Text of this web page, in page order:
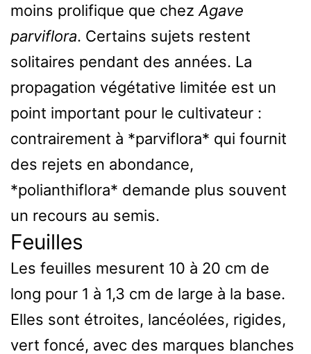
moins prolifique que chez Agave
parviflora. Certains sujets restent
solitaires pendant des années. La
propagation végétative limitée est un
point important pour le cultivateur :
contrairement à *parviflora* qui fournit
des rejets en abondance,
*polianthiflora* demande plus souvent
un recours au semis.
Feuilles
Les feuilles mesurent 10 à 20 cm de
long pour 1 à 1,3 cm de large à la base.
Elles sont étroites, lancéolées, rigides,
vert foncé, avec des marques blanches